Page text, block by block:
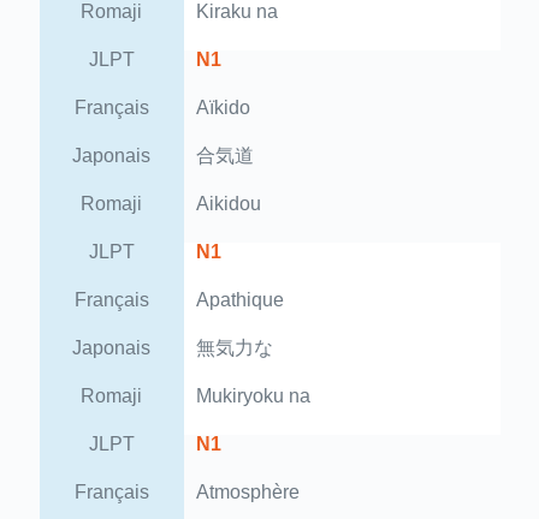
Romaji Kiraku na
JLPT N1
Français Aïkido
Japonais 合気道
Romaji Aikidou
JLPT N1
Français Apathique
Japonais 無気力な
Romaji Mukiryoku na
JLPT N1
Français Atmosphère